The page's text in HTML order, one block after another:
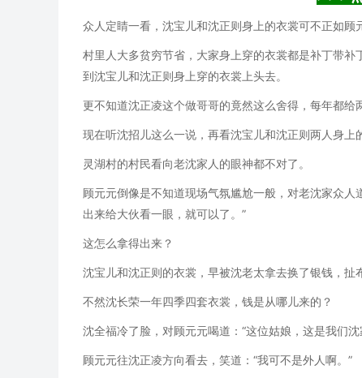
众人定睛一看，沈宝儿和沈正则身上的衣裳可不正如顾
村里人大多贫穷节省，大家身上穿的衣裳都是补丁带
到沈宝儿和沈正则身上穿的衣裳上头去。
更不知道沈正凌这个做哥哥的竟然这么舍得，每年都给
现在听沈招儿这么一说，再看沈宝儿和沈正则两人身上
灵湖村的村民看向老沈家人的眼神都不对了。
顾元元倒像是不知道现场气氛尴尬一般，对老沈家众
出来给大伙看一眼，就可以了。”
这怎么拿得出来？
沈宝儿和沈正则的衣裳，早被沈老太拿去换了银钱，扯
不然沈长荣一年四季四套衣裳，钱是从哪儿来的？
沈全福冷了脸，对顾元元喝道：“这位姑娘，这是我们
顾元元往沈正凌方向看去，笑道：“我可不是外人啊。”